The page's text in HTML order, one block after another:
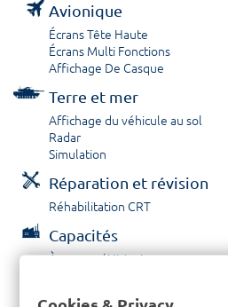
Avionique
Écrans Tête Haute
Écrans Multi Fonctions
Affichage De Casque
Terre et mer
Affichage du véhicule au sol
Radar
Simulation
Réparation et révision
Réhabilitation CRT
Capacités
À propos / Historique